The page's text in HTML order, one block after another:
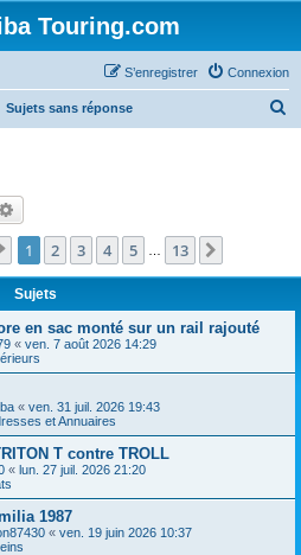
Touring.com
Connexion
S’enregistrer
Sujets sans réponse
c
Page 1sur13
1 2 3 4 5 13
Sujets
en sac monté sur un rail rajouté
« ven. 7 août 2026 14:29
« ven. 31 juil. 2026 19:43
et Annuaires
T contre TROLL
« lun. 27 juil. 2026 21:20
1987
« ven. 19 juin 2026 10:37